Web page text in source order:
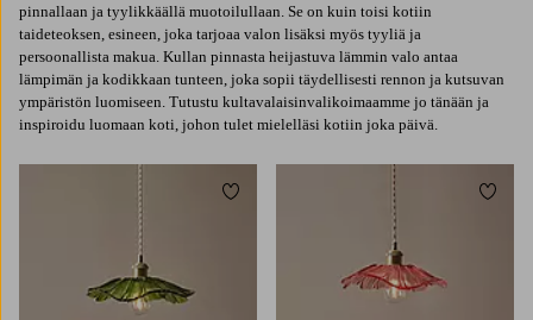
pinnallaan ja tyylikkäällä muotoilullaan. Se on kuin toisi kotiin
taideteoksen, esineen, joka tarjoaa valon lisäksi myös tyyliä ja
persoonallista makua. Kullan pinnasta heijastuva lämmin valo antaa
lämpimän ja kodikkaan tunteen, joka sopii täydellisesti rennon ja kutsuvan
ympäristön luomiseen. Tutustu kultavalaisinvalikoimaamme jo tänään ja
inspiroidu luomaan koti, johon tulet mielelläsi kotiin joka päivä.
Lisää suosikkeihin Lisää